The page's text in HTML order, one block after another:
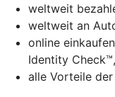
weltweit
weltweit an
online
Identity Check™,
alle Vorteile